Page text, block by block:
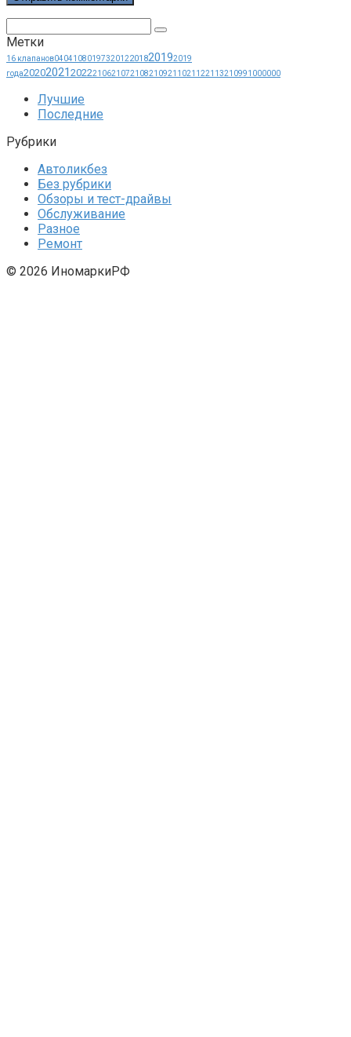
Метки
16 клапанов0404108019732012201820192019
года20202021 20222106210721082109211021122113210991000000
Лучшие
Последние
Рубрики
Автоликбез
Без рубрики
Обзоры и тест-драйвы
Обслуживание
Разное
Ремонт
© 2026 ИномаркиРФ